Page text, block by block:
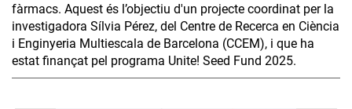
fàrmacs. Aquest és l’objectiu d'un projecte coordinat per la
investigadora Sílvia Pérez, del Centre de Recerca en Ciència
i Enginyeria Multiescala de Barcelona (CCEM), i que ha
estat finançat pel programa Unite! Seed Fund 2025.